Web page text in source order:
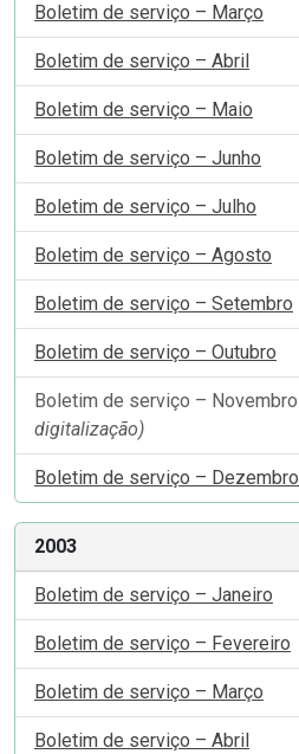
Boletim de serviço – Março
Boletim de serviço – Abril
Boletim de serviço – Maio
Boletim de serviço – Junho
Boletim de serviço – Julho
Boletim de serviço – Agosto
Boletim de serviço – Setembro
Boletim de serviço – Outubro
Boletim de serviço – Novembro
digitalização)
Boletim de serviço – Dezembro
2003
Boletim de serviço – Janeiro
Boletim de serviço – Fevereiro
Boletim de serviço – Março
Boletim de serviço – Abril